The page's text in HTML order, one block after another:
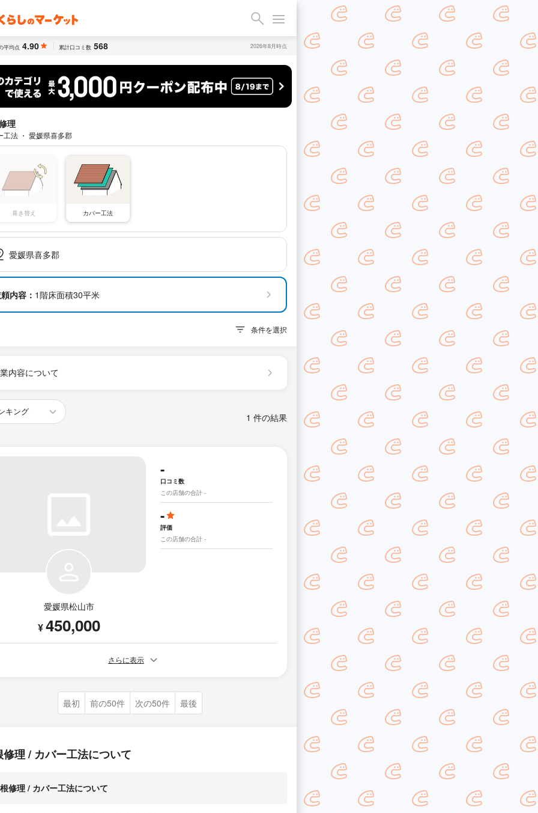
平均点 4.90 累計口コミ数 568 2026年8月時点
理
工法 ・ 愛媛県喜多郡
葺き替え カバー工法
愛媛県喜多郡
内容： 1階床面積30平米
条件を選択
内容について
1 件の結果
愛媛県松山市
¥450,000
-
口コミ数
この店舗の合計 -
-
評価
この店舗の合計 -
さらに表示
最初 前の50件 次の50件 最後
修理 / カバー工法について
修理 / カバー工法について